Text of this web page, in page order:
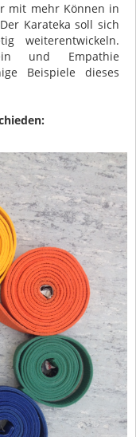
mit mehr Können in
Karateka soll sich
weiterentwickeln.
und Empathie
Beispiele dieses